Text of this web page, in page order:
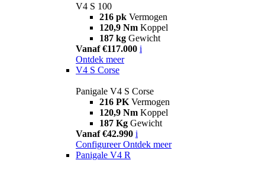
V4 S 100
216 pk Vermogen
120,9 Nm Koppel
187 kg Gewicht
Vanaf €117.000 i
Ontdek meer
V4 S Corse
Panigale V4 S Corse
216 PK Vermogen
120,9 Nm Koppel
187 Kg Gewicht
Vanaf €42.990 i
Configureer Ontdek meer
Panigale V4 R